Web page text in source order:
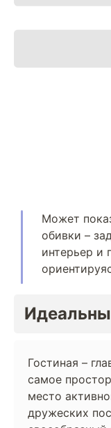
Может
обивки –
интерьер и
Гостиная –
самое
место
дружеских